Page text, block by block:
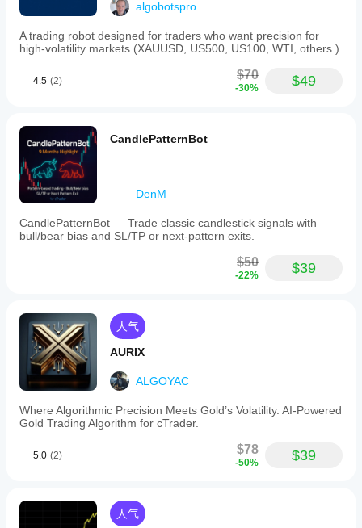
algobotspro
A trading robot designed for traders who want precision for
high-volatility markets (XAUUSD, US500, US100, WTI, others.)
4.5 (2) $70
-30% $49
CandlePatternBot
DenM
CandlePatternBot — Trade classic candlestick signals with
bull/bear bias and SL/TP or next-pattern exits.
$50
-22% $39
人气
AURIX
ALGOYAC
Where Algorithmic Precision Meets Gold’s Volatility. AI-Powered
Gold Trading Algorithm for cTrader.
5.0 (2) $78
-50% $39
人气